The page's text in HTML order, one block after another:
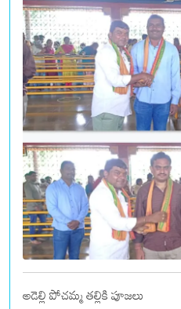
అడెల్లి పోచమ్మ తల్లికి పూజలు